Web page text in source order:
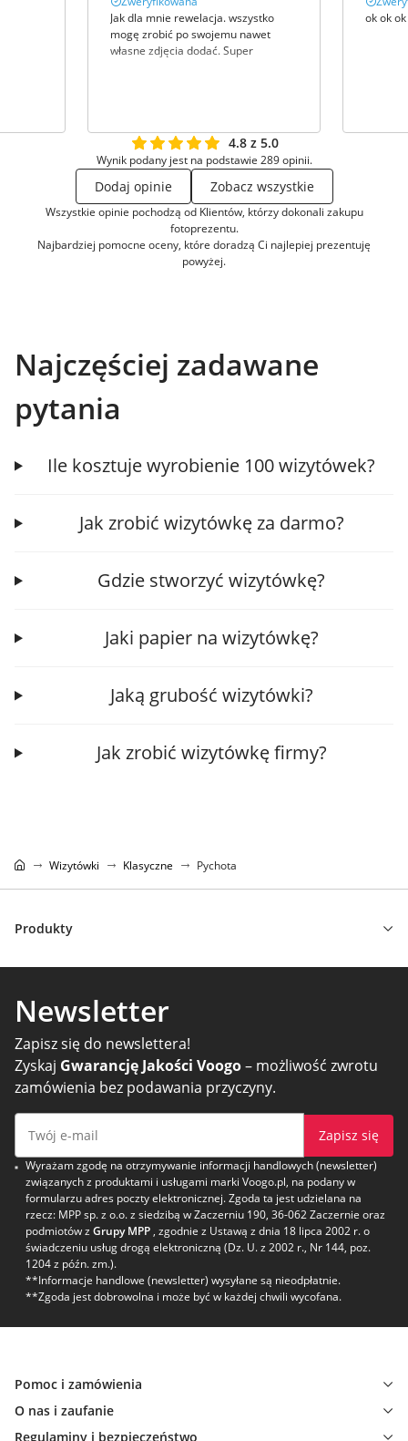
Jak dla mnie rewelacja. wszystko
mogę zrobić po swojemu nawet
własne zdjęcia dodać. Super
ok ok ok
4.8 z 5.0
Wynik podany jest na podstawie 289 opinii.
Dodaj opinie Zobacz wszystkie
Wszystkie opinie pochodzą od Klientów, którzy dokonali zakupu
fotoprezentu.
Najbardziej pomocne oceny, które doradzą Ci najlepiej prezentuję
powyżej.
Najczęściej zadawane
pytania
Ile kosztuje wyrobienie 100 wizytówek?
Jak zrobić wizytówkę za darmo?
Gdzie stworzyć wizytówkę?
Jaki papier na wizytówkę?
Jaką grubość wizytówki?
Jak zrobić wizytówkę firmy?
Wizytówki Klasyczne Pychota
Produkty
Newsletter
Zapisz się do newslettera!
Zyskaj Gwarancję Jakości Voogo– możliwość zwrotu
zamówienia bez podawania przyczyny.
Zapisz się
Wyrażam zgodę na otrzymywanie informacji handlowych (newsletter)
związanych z produktami i usługami marki Voogo.pl, na podany w
formularzu adres poczty elektronicznej. Zgoda ta jest udzielana na
rzecz: MPP sp. z o.o. z siedzibą w Zaczerniu 190, 36-062 Zaczernie oraz
podmiotów z Grupy MPP , zgodnie z Ustawą z dnia 18 lipca 2002 r. o
świadczeniu usług drogą elektroniczną (Dz. U. z 2002 r., Nr 144, poz.
1204 z późn. zm.).
**Informacje handlowe (newsletter) wysyłane są nieodpłatnie.
**Zgoda jest dobrowolna i może być w każdej chwili wycofana.
Pomoc i zamówienia
O nas i zaufanie
Regulaminy i bezpieczeństwo